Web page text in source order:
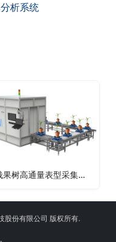
析系统
盆栽果树高通量表型采集分析系统
份有限公司 版权所有.